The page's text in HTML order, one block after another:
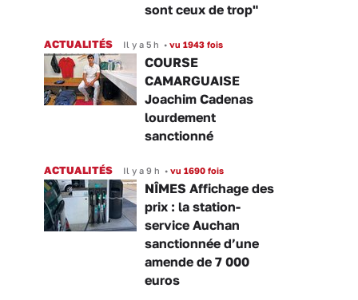
sont ceux de trop"
ACTUALITÉS Il y a 5 h • vu 1943 fois
COURSE
CAMARGUAISE
Joachim Cadenas
lourdement
sanctionné
ACTUALITÉS Il y a 9 h • vu 1690 fois
NÎMES Affichage des
prix : la station-
service Auchan
sanctionnée d’une
amende de 7 000
euros